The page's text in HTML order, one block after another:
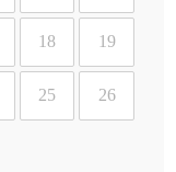
18 19
25 26